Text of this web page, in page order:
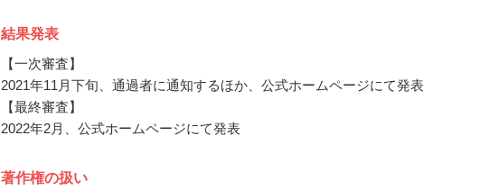
結果発表
【一次審査】
2021年11月下旬、通過者に通知するほか、公式ホームページにて発表
【最終審査】
2022年2月、公式ホームページにて発表
著作権の扱い